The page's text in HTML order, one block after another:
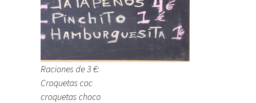
Raciones de 3 €:
Croquetas coc
croquetas choco